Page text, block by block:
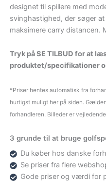
designet til spillere med
svinghastighed, der søger
maksimere carry distancen.
Tryk på SE TILBUD for at
produktet/specifikationer
*Priser hentes automatisk fra
hurtigst muligt her på siden.
forhandleren. Billeder er
3 grunde til at bruge
Du køber hos danske
Se priser fra flere
Gode priser og værdi for